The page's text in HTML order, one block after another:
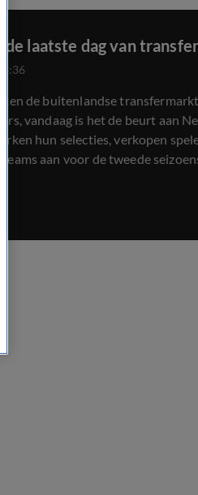
de laatste dag van
de buitenlandse
vandaag is het de beurt aan
hun selecties, verkopen
teams aan voor de tweede
voetbalmakelaar Bas Schothorst